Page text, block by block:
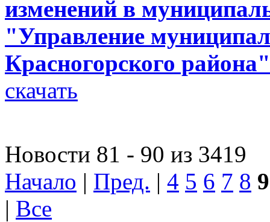
изменений в
"Управление
Красногорского района"
скачать
Новости 81 - 90 из 3419
Начало | Пред. | 4 5 6 7 8 9
| Все